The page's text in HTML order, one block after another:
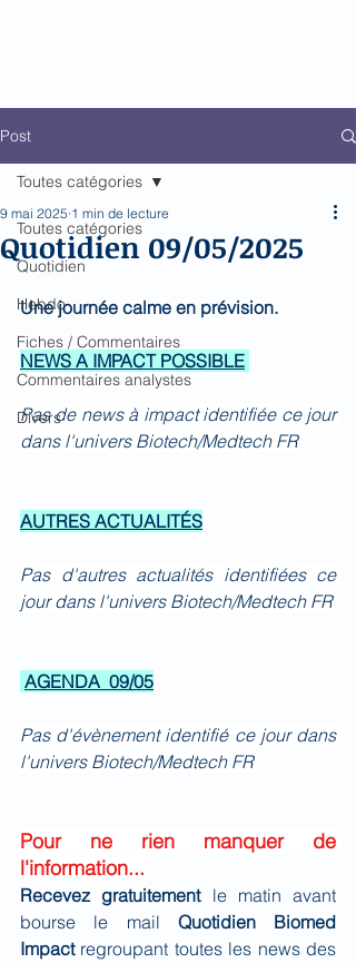
Post
Toutes catégories
Quotidien
Hebdo
Fiches / Commentaires
Commentaires analystes
Divers
Toutes catégories
Quotidien 09/05/2025
9 mai 2025 1 min de lecture
Une journée calme en prévision.
NEWS A IMPACT POSSIBLE
Pas de news à impact identifiée ce jour
dans l'univers Biotech/Medtech FR
AUTRES ACTUALITÉS
Pas d'autres actualités identifiées ce
jour dans l'univers Biotech/Medtech FR
AGENDA  09/05
Pas d'évènement identifié ce jour dans
l'univers Biotech/Medtech FR
Pour ne rien manquer de
l'information...
Recevez gratuitement le matin avant
bourse le mail Quotidien Biomed
Impact regroupant toutes les news des